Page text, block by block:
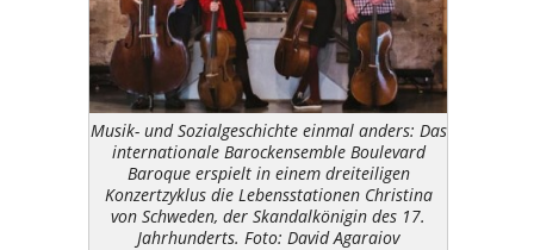
Musik- und Sozialgeschichte einmal anders: Das
internationale Barockensemble Boulevard
Baroque erspielt in einem dreiteiligen
Konzertzyklus die Lebensstationen Christina
von Schweden, der Skandalkönigin des 17.
Jahrhunderts. Foto: David Agaraiov